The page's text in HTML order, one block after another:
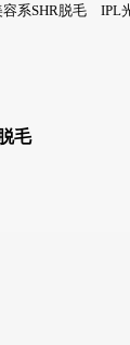
系SHR脱毛 IPL
毛